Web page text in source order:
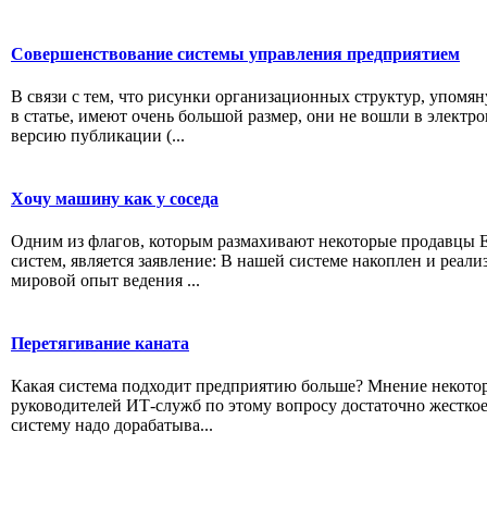
Совершенствование системы управления предприятием
В связи с тем, что рисунки организационных структур,
в статье, имеют очень большой размер, они не вошли в
версию публикации (...
Хочу машину как у соседа
Одним из флагов, которым размахивают некоторые продавцы
систем, является заявление: В нашей системе накоплен и
мировой опыт ведения ...
Перетягивание каната
Какая система подходит предприятию больше? Мнение
руководителей ИТ-служб по этому вопросу достаточно
систему надо дорабатыва...